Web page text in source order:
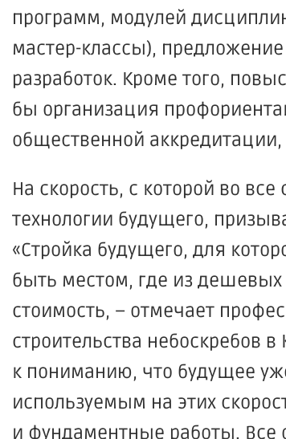
программ, модулей
мастер-классы),
разработок. Кроме того,
бы организация
общественной
На скорость, с которой во
технологии будущего,
«Стройка будущего, для
быть местом, где из
стоимость, – отмечает
строительства небоскребов
к пониманию, что будущее
используемым на этих
и фундаментные работы. Все